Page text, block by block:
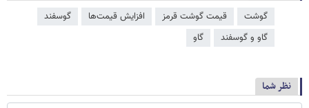
گوشت قیمت گوشت قرمز افزایش قیمت‌ها
گوسفند
گاو و گوسفند
گاو
نظر شما